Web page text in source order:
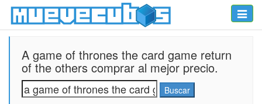
Toggle
A game of thrones the card game return
of the others comprar al mejor precio.